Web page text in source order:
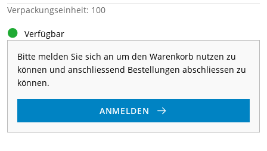
Verpackungseinheit: 100
Verfügbar
Bitte melden Sie sich an um den Warenkorb nutzen zu
können und anschliessend Bestellungen abschliessen zu
können.
ANMELDEN